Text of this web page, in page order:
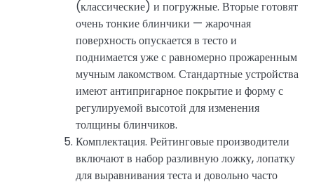
(классические) и погружные. Вторые готовят
очень тонкие блинчики — жарочная
поверхность опускается в тесто и
поднимается уже с равномерно прожаренным
мучным лакомством. Стандартные устройства
имеют антипригарное покрытие и форму с
регулируемой высотой для изменения
толщины блинчиков.
Комплектация. Рейтинговые производители
включают в набор разливную ложку, лопатку
для выравнивания теста и довольно часто